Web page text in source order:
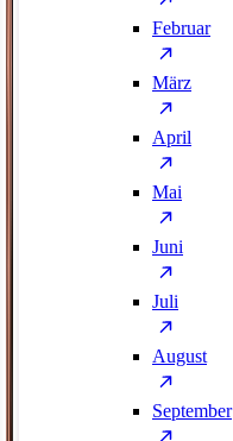
Februar
März
April
Mai
Juni
Juli
August
September